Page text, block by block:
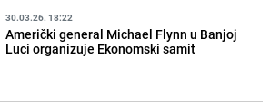
30.03.26. 18:22
Američki general Michael Flynn u Banjoj
Luci organizuje Ekonomski samit